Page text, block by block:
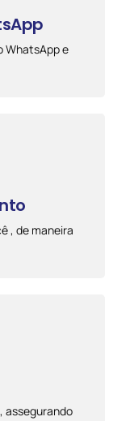
WhatsApp e
, de maneira
assegurando